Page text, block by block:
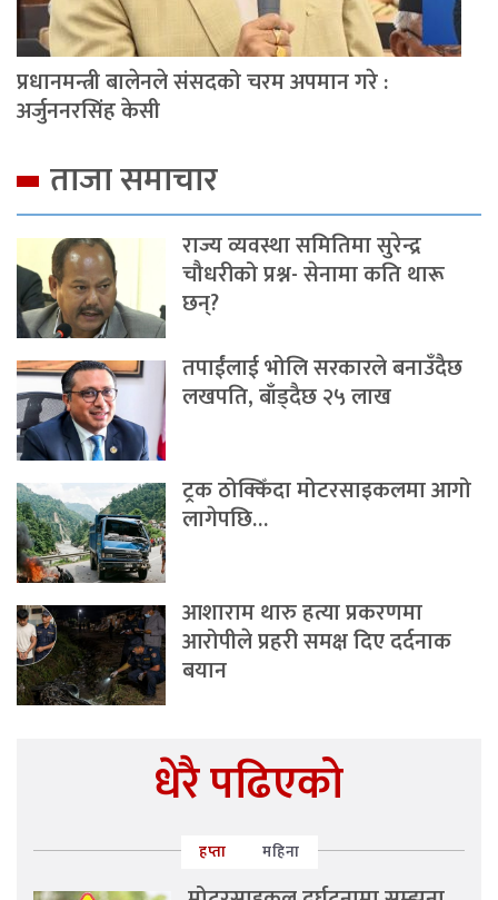
प्रधानमन्त्री बालेनले संसदको चरम अपमान गरे :
अर्जुननरसिंह केसी
ताजा समाचार
राज्य व्यवस्था समितिमा सुरेन्द्र
चौधरीको प्रश्न- सेनामा कति थारू
छन्?
तपाईंलाई भोलि सरकारले बनाउँदैछ
लखपति, बाँड्दैछ २५ लाख
ट्रक ठोक्किँदा मोटरसाइकलमा आगो
लागेपछि…
आशाराम थारु हत्या प्रकरणमा
आरोपीले प्रहरी समक्ष दिए दर्दनाक
बयान
धेरै पढिएको
हप्ता महिना